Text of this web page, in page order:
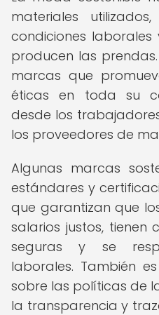
materiales
condiciones
producen las
marcas que
éticas en toda su
desde los
los proveedores de
Algunas marcas
estándares y
que garantizan que
salarios justos, tienen
seguras y se
laborales. También
sobre las políticas de
la transparencia y